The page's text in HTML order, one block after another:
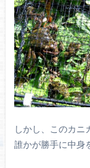
しかし、このカニ
誰かが勝手に中身